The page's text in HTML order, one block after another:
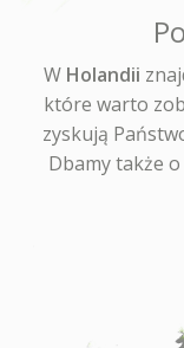
W Holandii
które warto
zyskują
Dbamy także